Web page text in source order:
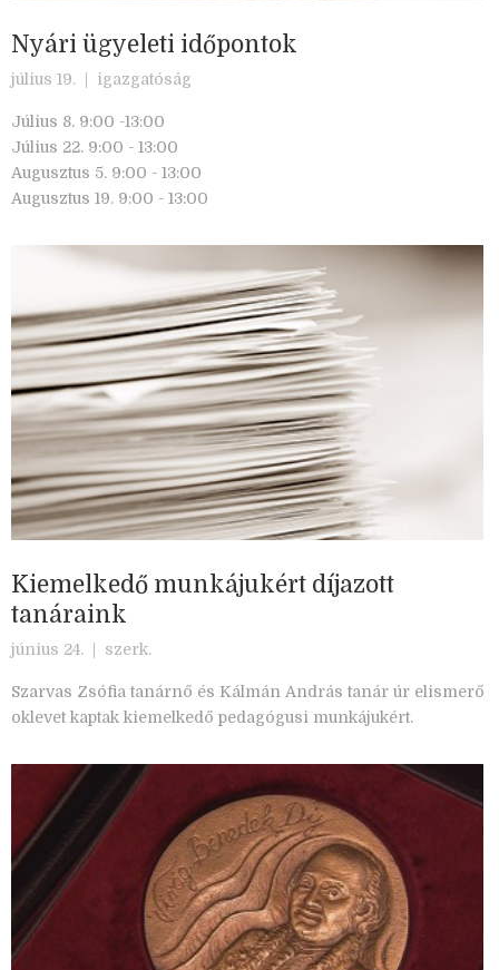
Nyári ügyeleti időpontok
július 19. | igazgatóság
Július 8. 9:00 -13:00
Július 22. 9:00 - 13:00
Augusztus 5. 9:00 - 13:00
Augusztus 19. 9:00 - 13:00
Kiemelkedő munkájukért díjazott
tanáraink
június 24. | szerk.
Szarvas Zsófia tanárnő és Kálmán András tanár úr elismerő
oklevet kaptak kiemelkedő pedagógusi munkájukért.